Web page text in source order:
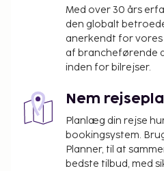
Med over 30 års
den globalt
anerkendt for
af brancheførende
inden for bilrejser.
Nem
Planlæg din rejse
bookingsystem.
Planner, til at
bedste tilbud, med